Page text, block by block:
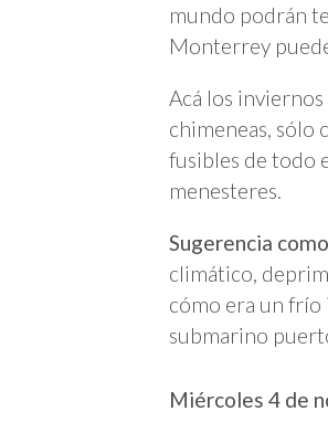
mundo podrán
Monterrey
Acá los inviernos
chimeneas, sólo
fusibles de todo
menesteres.
Sugerencia
climático,
cómo era un frío
submarino
Miércoles 4 de